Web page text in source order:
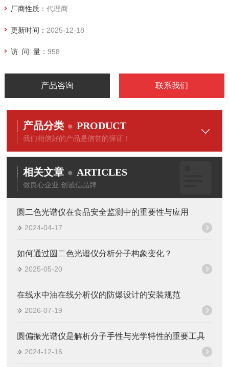
厂商性质： 代理商
更新时间： 2025-12-18
访 问 量： 958
产品咨询 联系我们
产品分类 PRODUCT
我们相信好的产品是信誉的保证！
相关文章 ARTICLES
做良心企业 创诚信品牌
圆二色光谱仪在食品安全监测中的重要性与应用
2024-04-17
如何通过圆二色光谱仪分析分子构象变化？
2025-05-20
在线水中油在线分析仪的防爆设计的安装规范
2026-07-19
圆偏振光谱仪是解析分子手性与光学特性的重要工具
2024-12-16